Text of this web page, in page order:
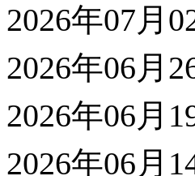
2026年07月
2026年06月
2026年06月
2026年06月